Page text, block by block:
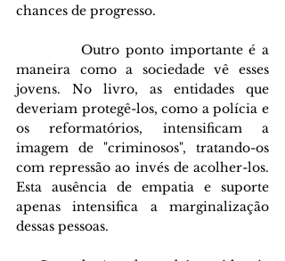
chances de progresso.
           Outro ponto importante é a
maneira como a sociedade vê esses
jovens. No livro, as entidades que
deveriam protegê-los, como a polícia e
os reformatórios, intensificam a
imagem de "criminosos", tratando-os
com repressão ao invés de acolher-los.
Esta ausência de empatia e suporte
apenas intensifica a marginalização
dessas pessoas.